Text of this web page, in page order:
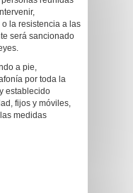
la resistencia a las
será sancionado
a pie,
por toda la
establecido
fijos y móviles,
medidas